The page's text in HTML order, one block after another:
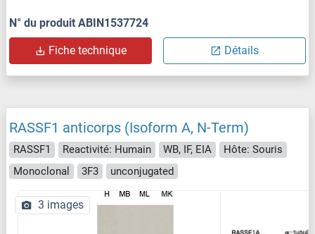
N° du produit ABIN1537724
Fiche technique Détails
RASSF1 anticorps (Isoform A, N-Term)
RASSF1 Reactivité: Humain WB, IF, EIA
Hôte: Souris
Monoclonal
3F3 unconjugated
3 images